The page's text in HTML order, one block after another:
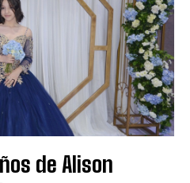
de Alison